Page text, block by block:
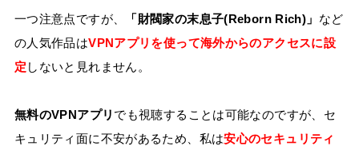
一つ注意点ですが、 「財閥家の末息子(Reborn Rich)」 など
の人気作品はVPNアプリを使って海外からのアクセスに設
定 しないと見れません。
無料のVPNアプリ でも視聴することは可能なのですが、セ
キュリティ面に不安があるため、私は安心のセキュリティ